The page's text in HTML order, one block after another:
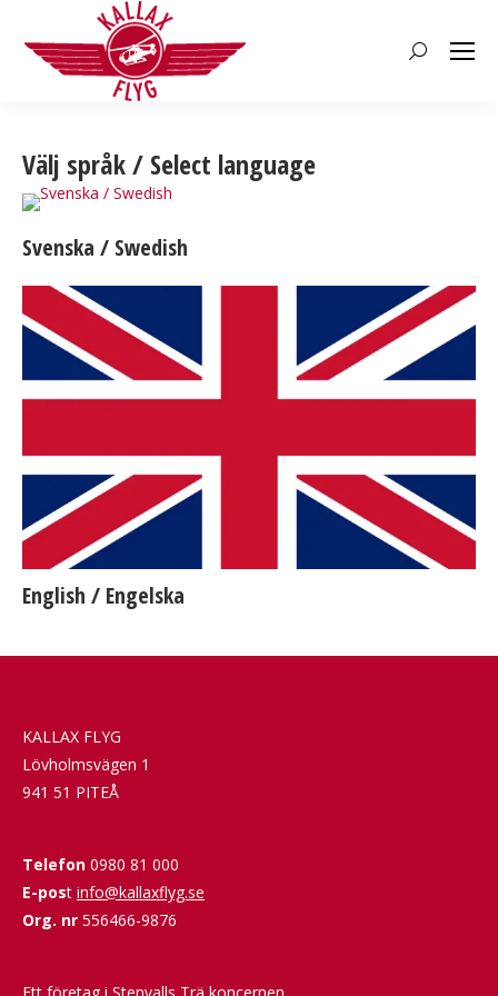
Search:
Välj språk / Select language
Svenska / Swedish
English / Engelska
KALLAX FLYG
Lövholmsvägen 1
941 51 PITEÅ
Telefon 0980 81 000
E-post info@kallaxflyg.se
Org. nr 556466-9876